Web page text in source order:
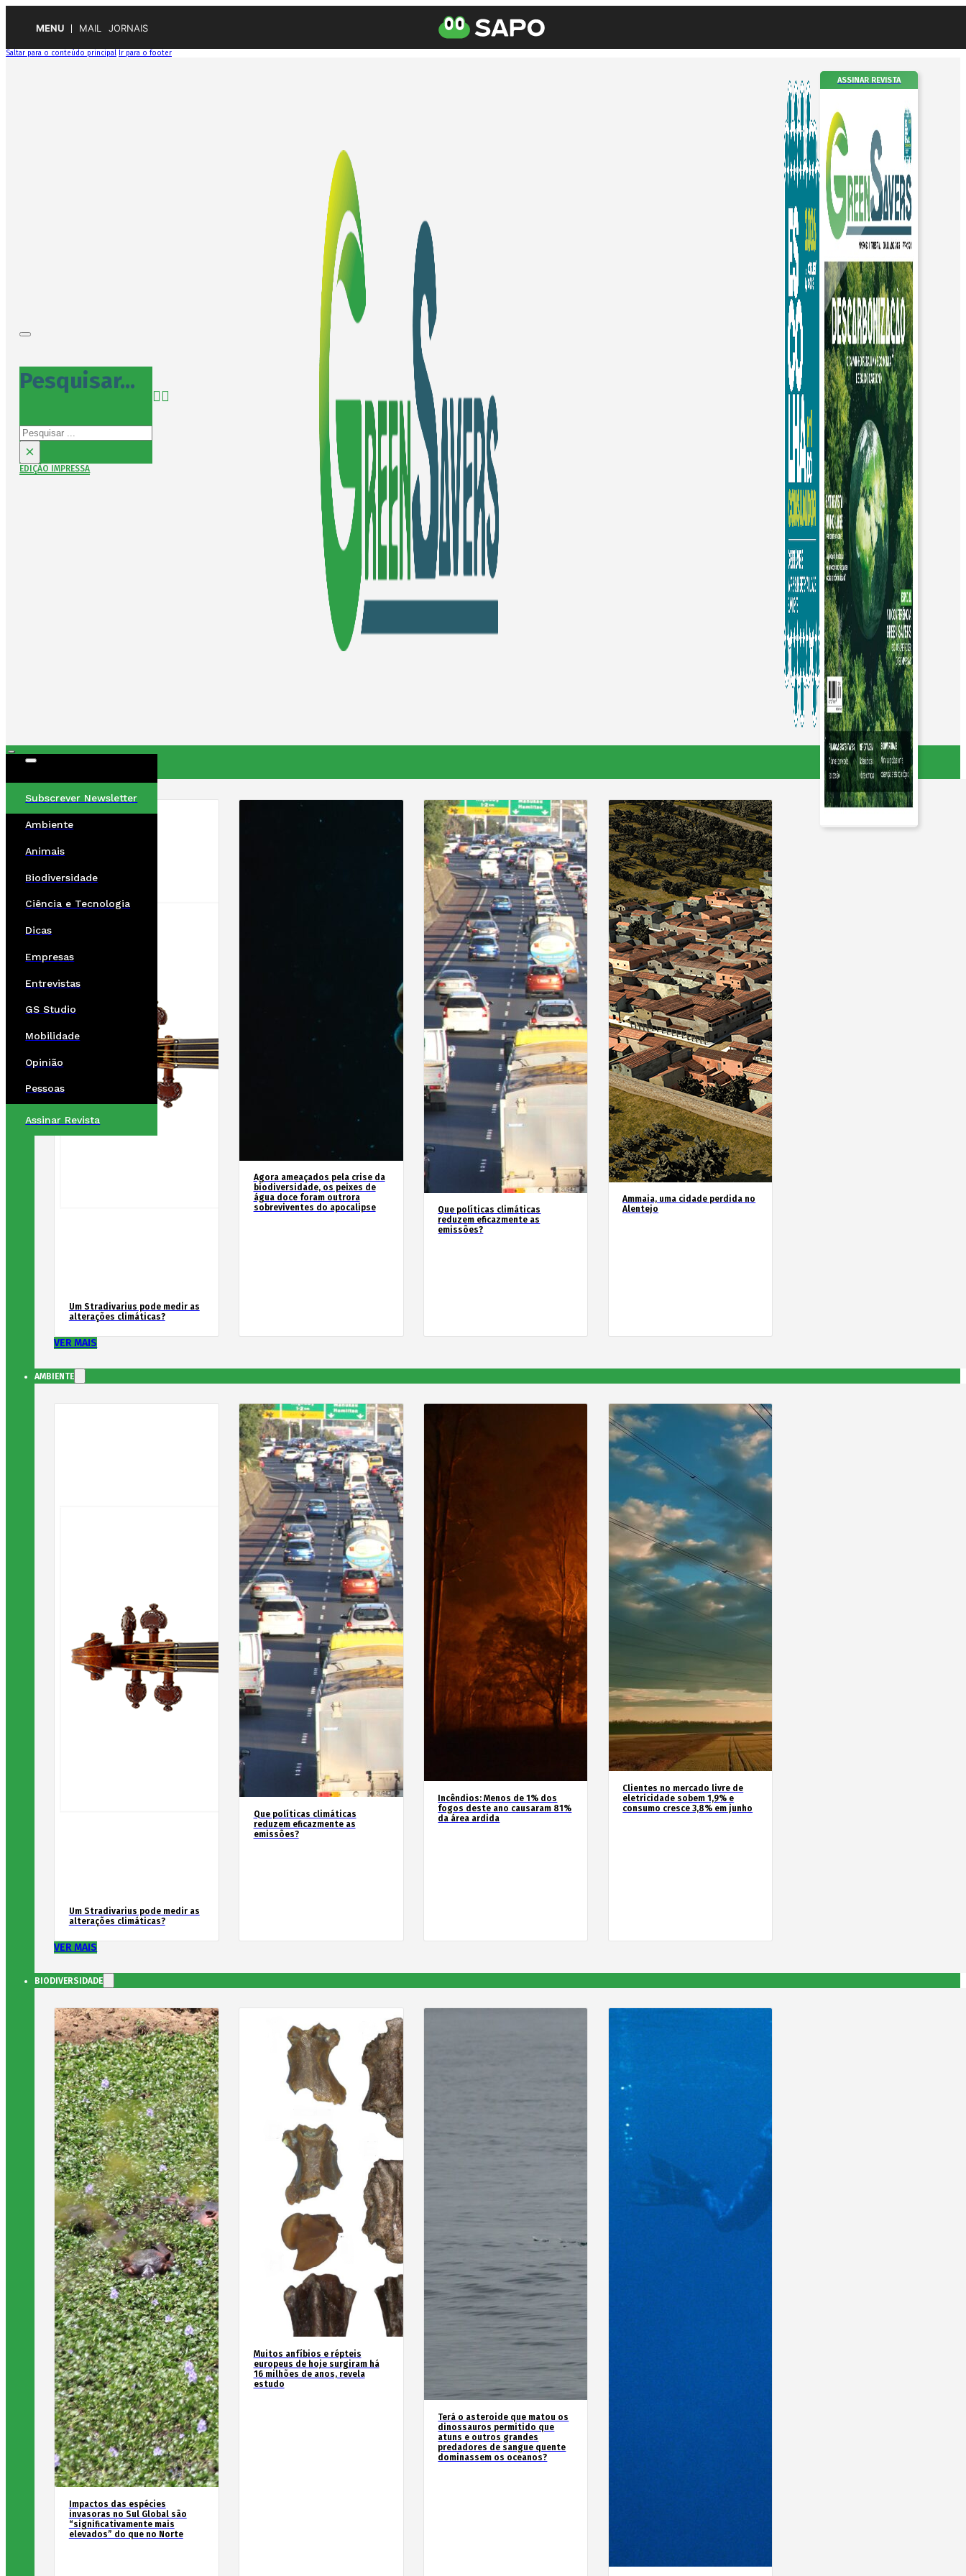
MENU MAIL JORNAIS
Saltar para o conteúdo principal Ir para o footer
Pesquisar...
Pesquisar
×
EDIÇÃO IMPRESSA
ASSINAR REVISTA
Subscrever Newsletter
Ambiente
Animais
Biodiversidade
Ciência e Tecnologia
Dicas
Empresas
Entrevistas
GS Studio
Mobilidade
Opinião
Pessoas
Assinar Revista
Um Stradivarius pode medir as
alterações climáticas?
Agora ameaçados pela crise da
biodiversidade, os peixes de
água doce foram outrora
sobreviventes do apocalipse
Que políticas climáticas
reduzem eficazmente as
emissões?
Ammaia, uma cidade perdida no
Alentejo
VER MAIS
AMBIENTE
Um Stradivarius pode medir as
alterações climáticas?
Que políticas climáticas
reduzem eficazmente as
emissões?
Incêndios: Menos de 1% dos
fogos deste ano causaram 81%
da área ardida
Clientes no mercado livre de
eletricidade sobem 1,9% e
consumo cresce 3,8% em junho
VER MAIS
BIODIVERSIDADE
Impactos das espécies
invasoras no Sul Global são
“significativamente mais
elevados” do que no Norte
Muitos anfíbios e répteis
europeus de hoje surgiram há
16 milhões de anos, revela
estudo
Terá o asteroide que matou os
dinossauros permitido que
atuns e outros grandes
predadores de sangue quente
dominassem os oceanos?